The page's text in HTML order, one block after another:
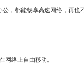
，都能畅享高速网络，再也
网络上自由移动。